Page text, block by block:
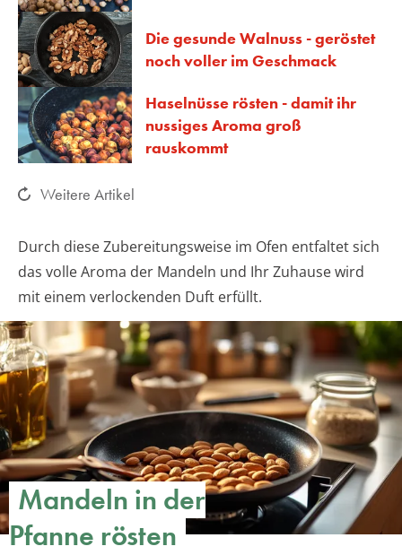
Die gesunde Walnuss - geröstet
noch voller im Geschmack
Haselnüsse rösten - damit ihr
nussiges Aroma groß
rauskommt
Weitere Artikel
Durch diese Zubereitungsweise im Ofen entfaltet sich
das volle Aroma der Mandeln und Ihr Zuhause wird
mit einem verlockenden Duft erfüllt.
Mandeln in der
Pfanne rösten